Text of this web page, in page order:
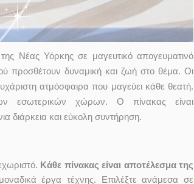
Νέας Υόρκης σε μαγευτικό απογευματινό
προσθέτουν δυναμική και ζωή στο θέμα. Οι
ατμόσφαιρα που μαγεύει κάθε θεατή.
εσωτερικών χώρων. Ο πίνακας είναι
διάρκεια και εύκολη συντήρηση.
Κάθε πίνακας είναι αποτέλεσμα της
έργα τέχνης. Επιλέξτε ανάμεσα σε